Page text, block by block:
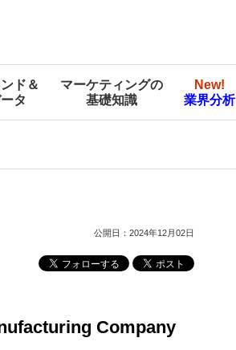
ンド＆
タ
マーケティングの
基礎知識
New!
業界分析
公開日：2024年12月02日
Company